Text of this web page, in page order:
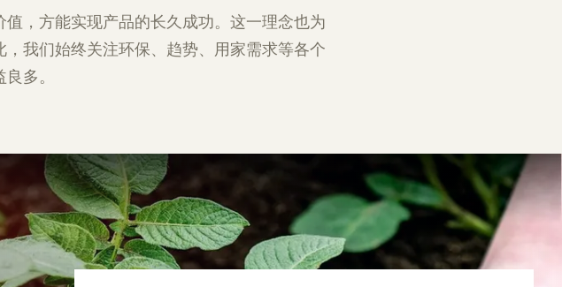
，方能实现产品的长久成功。这一理念也为
我们始终关注环保、趋势、用家需求等各个
多。